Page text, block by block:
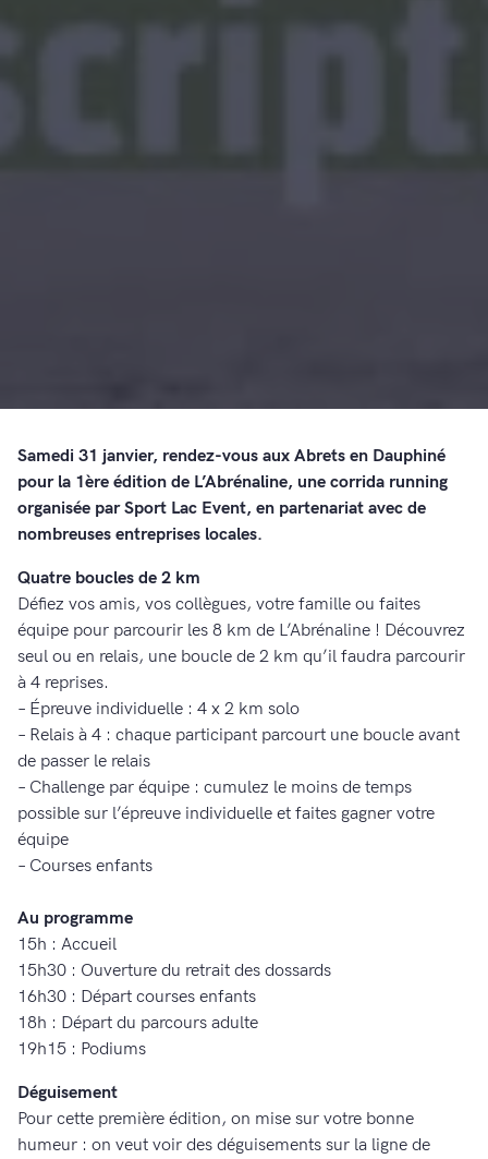
Samedi 31 janvier, rendez-vous aux Abrets en Dauphiné
pour la 1ère édition de L’Abrénaline, une corrida running
organisée par Sport Lac Event, en partenariat avec de
nombreuses entreprises locales.
Quatre boucles de 2 km
Défiez vos amis, vos collègues, votre famille ou faites
équipe pour parcourir les 8 km de L’Abrénaline ! Découvrez
seul ou en relais, une boucle de 2 km qu’il faudra parcourir
à 4 reprises.
– Épreuve individuelle : 4 x 2 km solo
– Relais à 4 : chaque participant parcourt une boucle avant
de passer le relais
– Challenge par équipe : cumulez le moins de temps
possible sur l’épreuve individuelle et faites gagner votre
équipe
– Courses enfants
Au programme
15h : Accueil
15h30 : Ouverture du retrait des dossards
16h30 : Départ courses enfants
18h : Départ du parcours adulte
19h15 : Podiums
Déguisement
Pour cette première édition, on mise sur votre bonne
humeur : on veut voir des déguisements sur la ligne de